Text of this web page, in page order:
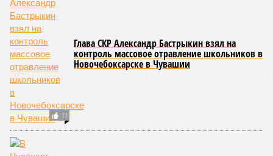
11
Глава СКР Александр Бастрыкин взял на
контроль массовое отравление школьников в
Новочебоксарске в Чувашии